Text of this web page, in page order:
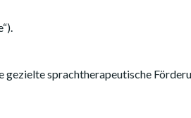
sprachtherapeutische